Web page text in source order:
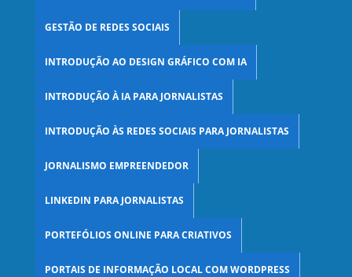
GESTÃO DE REDES SOCIAIS
INTRODUÇÃO AO DESIGN GRÁFICO COM IA
INTRODUÇÃO À IA PARA JORNALISTAS
INTRODUÇÃO ÀS REDES SOCIAIS PARA JORNALISTAS
JORNALISMO EMPREENDEDOR
LINKEDIN PARA JORNALISTAS
PORTEFÓLIOS ONLINE PARA CRIATIVOS
PORTAIS DE INFORMAÇÃO LOCAL COM WORDPRESS